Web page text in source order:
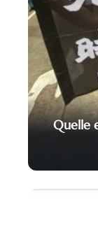
Quelle